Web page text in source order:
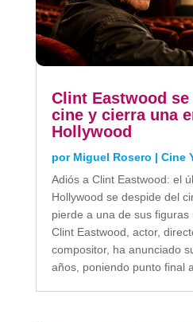
Clint Eastwood se
cine y cierra una
Hollywood
por Miguel Rosero | Cine
Adiós a Clint Eastwood: el
Hollywood se despide del
pierde a una de sus figuras
Clint Eastwood, actor,
compositor, ha anunciado
años, poniendo punto final a